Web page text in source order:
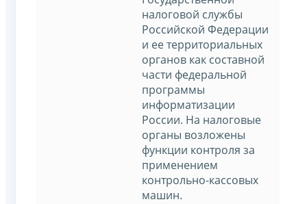
налоговой службы
Российской Федерации
и ее территориальных
органов как составной
части федеральной
программы
информатизации
России. На налоговые
органы возложены
функции контроля за
применением
контрольно-кассовых
машин.